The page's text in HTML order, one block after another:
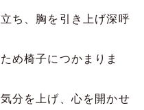
ち、胸を引き上げ深呼
め椅子につかまりま
分を上げ、心を開かせ